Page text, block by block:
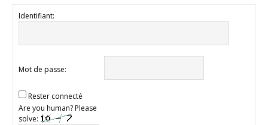
Identifiant:
Mot de passe:
Rester connecté
Are you human? Please
solve: